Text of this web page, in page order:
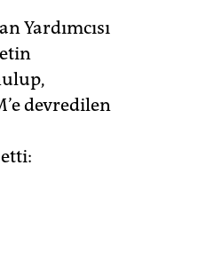
Yardımcısı
devredilen